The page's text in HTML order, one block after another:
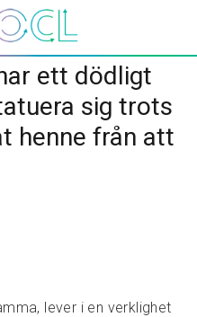
ett dödligt
sig trots
henne från att
lever i en verklighet